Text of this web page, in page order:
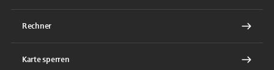
Rechner
Karte sperren